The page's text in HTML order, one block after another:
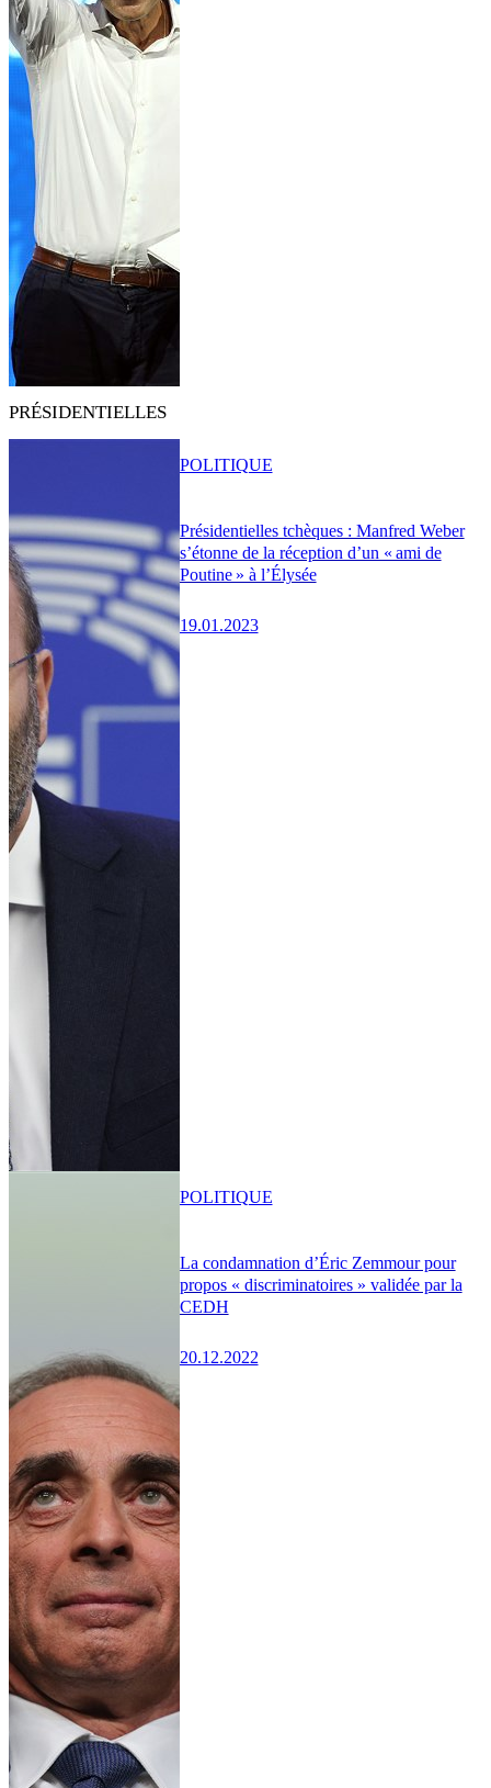
PRÉSIDENTIELLES
Présidentielles tchèques : Manfred Weber
s’étonne de la réception d’un « ami de
Poutine » à l’Élysée
19.01.2023
POLITIQUE
La condamnation d’Éric Zemmour pour
propos « discriminatoires » validée par la
CEDH
20.12.2022
POLITIQUE